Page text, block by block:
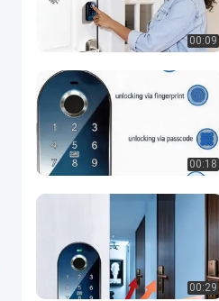
00:09
00:18
00:29